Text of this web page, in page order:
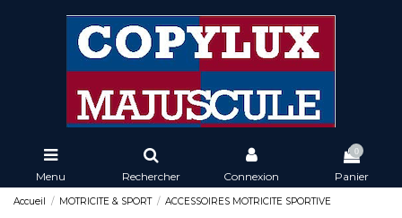
Menu Rechercher Connexion
0
Panier
Accueil MOTRICITE & SPORT ACCESSOIRES MOTRICITE SPORTIVE